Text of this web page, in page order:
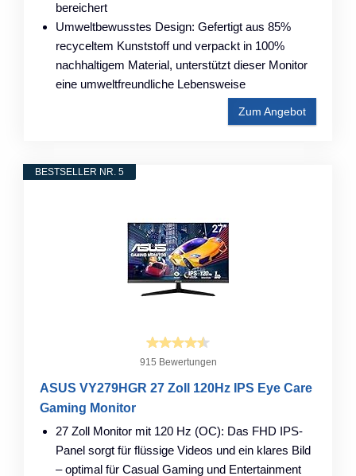
bereichert
Umweltbewusstes Design: Gefertigt aus 85%
recyceltem Kunststoff und verpackt in 100%
nachhaltigem Material, unterstützt dieser Monitor
eine umweltfreundliche Lebensweise
Zum Angebot
BESTSELLER NR. 5
915 Bewertungen
ASUS VY279HGR 27 Zoll 120Hz IPS Eye Care
Gaming Monitor
27 Zoll Monitor mit 120 Hz (OC): Das FHD IPS-
Panel sorgt für flüssige Videos und ein klares Bild
– optimal für Casual Gaming und Entertainment